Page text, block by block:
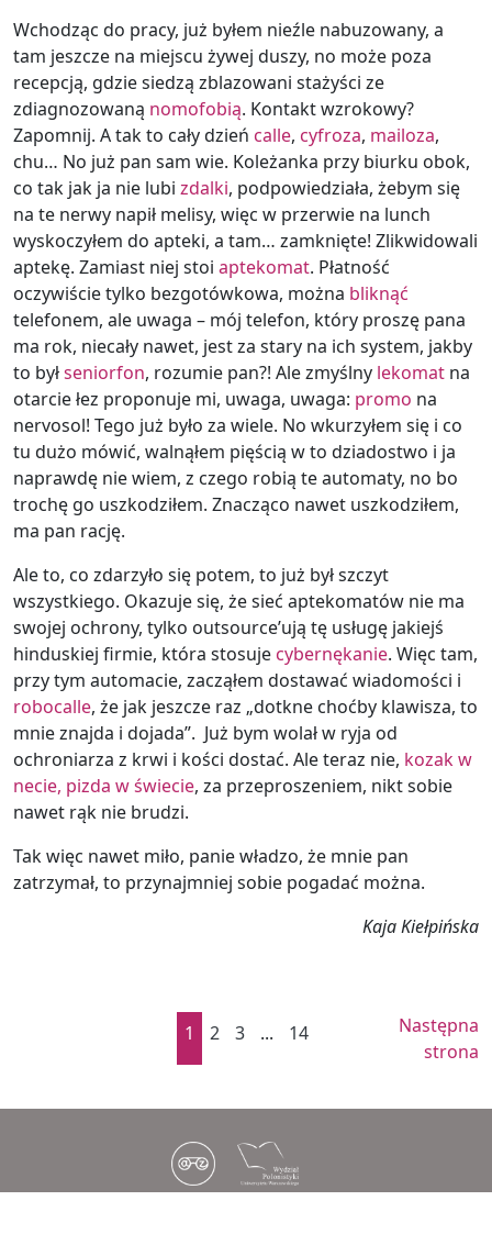
Wchodząc do pracy, już byłem nieźle nabuzowany, a
tam jeszcze na miejscu żywej duszy, no może poza
recepcją, gdzie siedzą zblazowani stażyści ze
zdiagnozowaną nomofobią. Kontakt wzrokowy?
Zapomnij. A tak to cały dzień calle, cyfroza, mailoza,
chu… No już pan sam wie. Koleżanka przy biurku obok,
co tak jak ja nie lubi zdalki, podpowiedziała, żebym się
na te nerwy napił melisy, więc w przerwie na lunch
wyskoczyłem do apteki, a tam… zamknięte! Zlikwidowali
aptekę. Zamiast niej stoi aptekomat. Płatność
oczywiście tylko bezgotówkowa, można bliknąć
telefonem, ale uwaga – mój telefon, który proszę pana
ma rok, niecały nawet, jest za stary na ich system, jakby
to byłseniorfon, rozumie pan?! Ale zmyślny lekomat na
otarcie łez proponuje mi, uwaga, uwaga: promo na
nervosol! Tego już było za wiele. No wkurzyłem się i co
tu dużo mówić, walnąłem pięścią w to dziadostwo i ja
naprawdę nie wiem, z czego robią te automaty, no bo
trochę go uszkodziłem. Znacząco nawet uszkodziłem,
ma pan rację.
Ale to, co zdarzyło się potem, to już był szczyt
wszystkiego. Okazuje się, że sieć aptekomatów nie ma
swojej ochrony, tylko outsource’ują tę usługę jakiejś
hinduskiej firmie, która stosuje cybernękanie. Więc tam,
przy tym automacie, zacząłem dostawać wiadomości i
robocalle, że jak jeszcze raz „dotkne choćby klawisza, to
mnie znajda i dojada”. Już bym wolał w ryja od
ochroniarza z krwi i kości dostać. Ale teraz nie, kozak w
necie, pizda w świecie, za przeproszeniem, nikt sobie
nawet rąk nie brudzi.
Tak więc nawet miło, panie władzo, że mnie pan
zatrzymał, to przynajmniej sobie pogadać można.
Kaja Kiełpińska
1 2 3 ... 14
Następna
strona